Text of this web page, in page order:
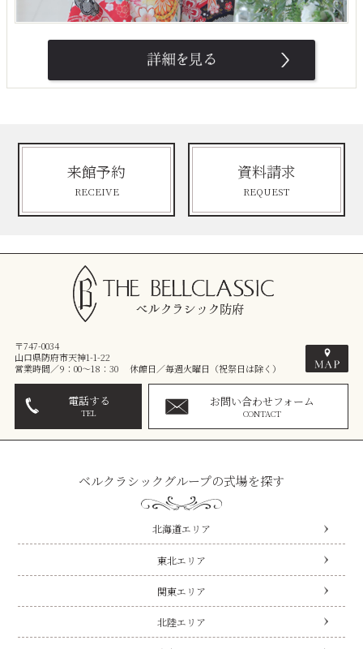
来館予約
RECEIVE
資料請求
REQUEST
〒747-0034
山口県防府市天神1-1-22
営業時間／9：00～18：30 休館日／毎週火曜日（祝祭日は除く）
電話する
TEL
お問い合わせフォーム
CONTACT
ベルクラシックグループの式場を探す
北海道エリア
東北エリア
関東エリア
北陸エリア